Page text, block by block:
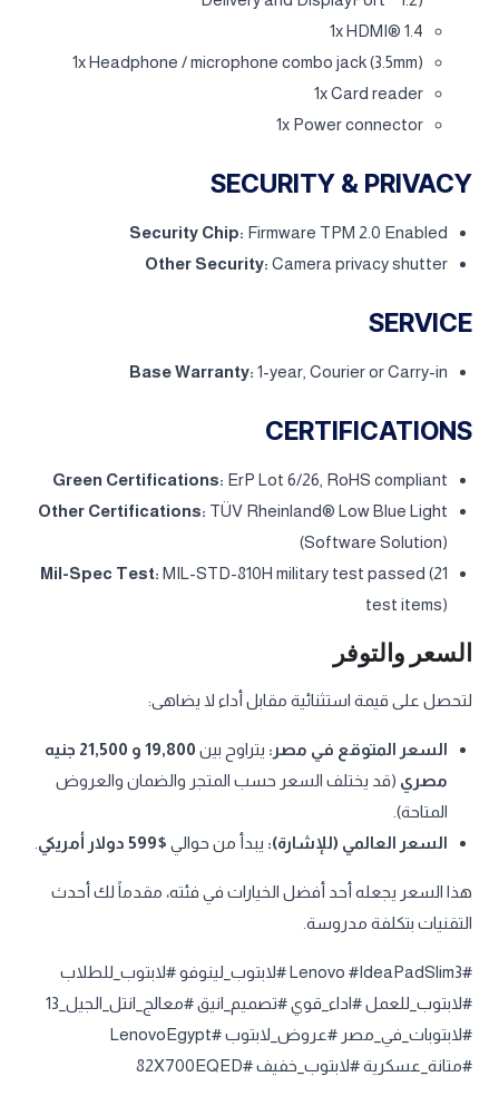
1x HDMI® 1.4
1x Headphone / microphone combo jack (3.5mm)
1x Card reader
1x Power connector
SECURITY & PRIVACY
Security Chip: Firmware TPM 2.0 Enabled
Other Security: Camera privacy shutter
SERVICE
Base Warranty: 1-year, Courier or Carry-in
CERTIFICATIONS
Green Certifications: ErP Lot 6/26, RoHS compliant
Other Certifications: TÜV Rheinland® Low Blue Light
(Software Solution)
Mil-Spec Test: MIL-STD-810H military test passed (21
test items)
السعر والتوفر
لتحصل على قيمة استثنائية مقابل أداء لا يضاهى:
السعر المتوقع في مصر: يتراوح بين
19,800 و 21,500 جنيه
مصري (قد يختلف السعر حسب المتجر والضمان والعروض
المتاحة).
السعر العالمي (للإشارة): يبدأ من حوالي $599 دولار أمريكي
هذا السعر يجعله أحد أفضل الخيارات في فئته، مقدماً لك أحدث
التقنيات بتكلفة مدروسة.
#Lenovo #IdeaPadSlim3 #لابتوب_لينوفو #لابتوب_للطلاب
#لابتوب_للعمل #اداء_قوي #تصميم_انيق #معالج_انتل_الجيل_13
#لابتوبات_في_مصر #عروض_لابتوب #LenovoEgypt
#متانة_عسكرية #لابتوب_خفيف #82X700EQED